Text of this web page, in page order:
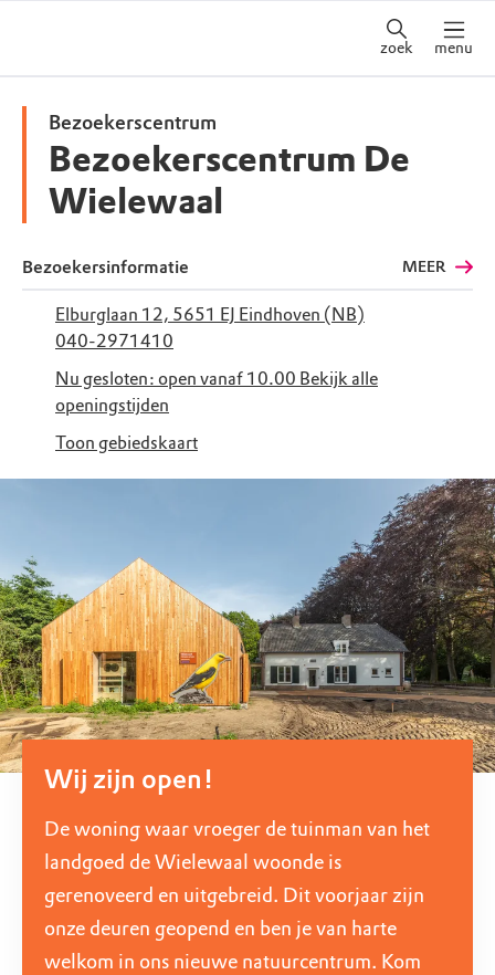
zoek menu
Bezoekerscentrum
Bezoekerscentrum De
Wielewaal
Bezoekersinformatie MEER
Elburglaan 12, 5651 EJ Eindhoven (NB)
040-2971410
Nu gesloten: open vanaf 10.00 Bekijk alle
openingstijden
Toon gebiedskaart
Wij zijn open!
De woning waar vroeger de tuinman van het
landgoed de Wielewaal woonde is
gerenoveerd en uitgebreid. Dit voorjaar zijn
onze deuren geopend en ben je van harte
welkom in ons nieuwe natuurcentrum. Kom